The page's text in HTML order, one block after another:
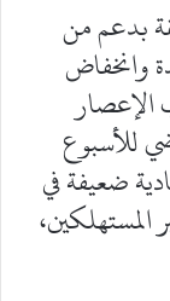
بدعم من
وانخفاض
الإعصار
للأسبوع
ضعيفة في
المستهلكين،